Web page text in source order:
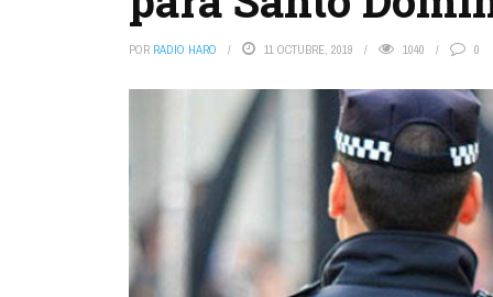
POR RADIO HARO 11 OCTUBRE, 2019 1040 0